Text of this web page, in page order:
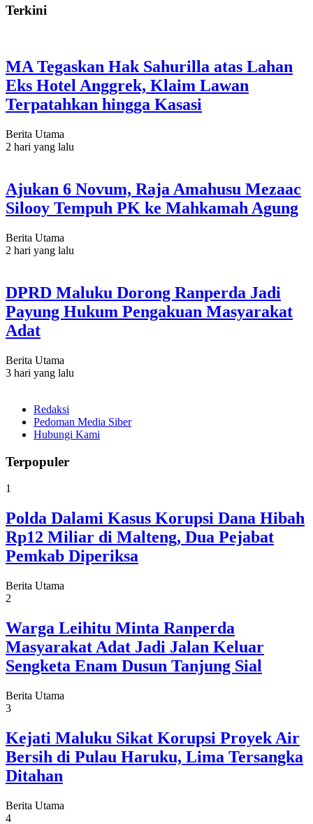
Terkini
MA Tegaskan Hak Sahurilla atas Lahan
Eks Hotel Anggrek, Klaim Lawan
Terpatahkan hingga Kasasi
Berita Utama
2 hari yang lalu
Ajukan 6 Novum, Raja Amahusu Mezaac
Silooy Tempuh PK ke Mahkamah Agung
Berita Utama
2 hari yang lalu
DPRD Maluku Dorong Ranperda Jadi
Payung Hukum Pengakuan Masyarakat
Adat
Berita Utama
3 hari yang lalu
Redaksi
Pedoman Media Siber
Hubungi Kami
Terpopuler
1
Polda Dalami Kasus Korupsi Dana Hibah
Rp12 Miliar di Malteng, Dua Pejabat
Pemkab Diperiksa
Berita Utama
2
Warga Leihitu Minta Ranperda
Masyarakat Adat Jadi Jalan Keluar
Sengketa Enam Dusun Tanjung Sial
Berita Utama
3
Kejati Maluku Sikat Korupsi Proyek Air
Bersih di Pulau Haruku, Lima Tersangka
Ditahan
Berita Utama
4